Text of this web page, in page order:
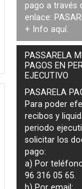
pago a través
enlace:
+ Info aquí.
PASSARELA
PAGOS EN
EJECUTIVO
PASARELA
Para poder
recibos y
periodo
solicitar los
pago:
a) Por
96 316 05 65.